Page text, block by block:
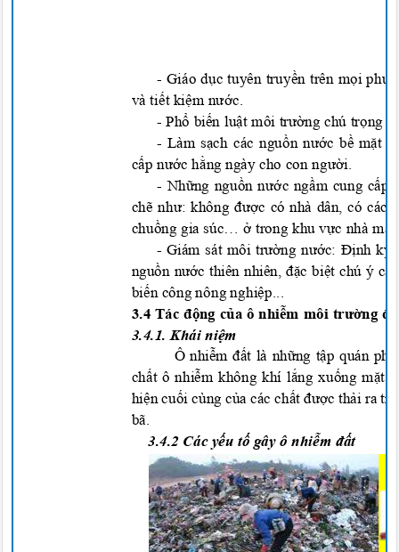
- Giáo dục tuyên truyền trên mọi
và tiết kiệm nước.
-Phổ biến luật môi trường chú trọng
- Làmsạchcác nguồn nước bềmặt
cấpnước hằng ngày cho con người.
- Những nguồn nước ngầm cung cấp
chẽnhư: khôngđược có nhà dân, có các
chuồng giasúc… ở trongkhu vực nhà
-Giám sát môi trường nước: Định kỳ
nguồn nước thiên nhiên, đặc biệt chú ý
biến công nông nghiệp...
3.4 Tácđộng của ônhiễm môi trườngđấ
3.4.1.Khái niệm
Ônhiễm đất là những tập quán
chất ô nhiễm không khí lắng xuống mặt
hiện cuối cùng của các chất được thải ra
bã.
3.4.2 Các yếu tố gây ô nhiễmđất